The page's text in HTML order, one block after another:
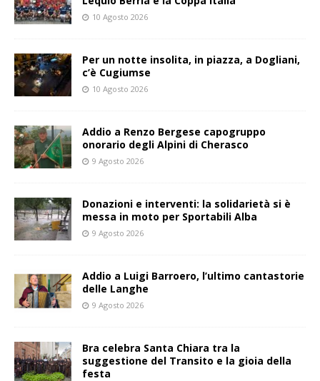
10 Agosto 2026
Per un notte insolita, in piazza, a Dogliani,
c’è Cugiumse
10 Agosto 2026
Addio a Renzo Bergese capogruppo
onorario degli Alpini di Cherasco
9 Agosto 2026
Donazioni e interventi: la solidarietà si è
messa in moto per Sportabili Alba
9 Agosto 2026
Addio a Luigi Barroero, l’ultimo cantastorie
delle Langhe
9 Agosto 2026
Bra celebra Santa Chiara tra la
suggestione del Transito e la gioia della
festa